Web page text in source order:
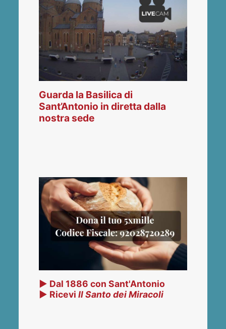
Guarda la Basilica di
Sant’Antonio in diretta dalla
nostra sede
▶ Dal 1886 con Sant'Antonio
▶ RiceviIl Santo dei Miracoli